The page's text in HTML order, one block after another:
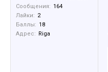
Сообщения: 164
Лайки: 2
Баллы: 18
Адрес: Riga